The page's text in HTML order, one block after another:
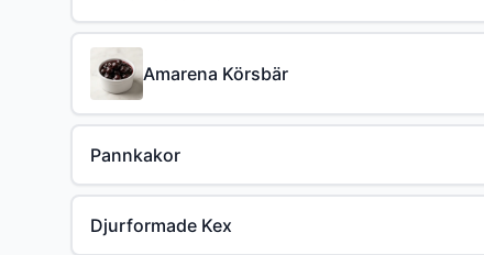
Amarena Körsbär
Pannkakor
Djurformade Kex